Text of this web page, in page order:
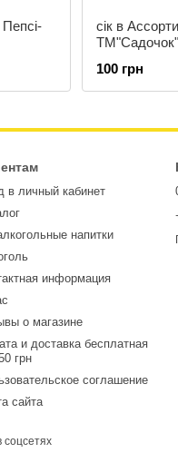
сік в
100 грн
в личный кабинет
напитки
информация
о магазине
и доставка бесплатная
грн
соглашение
сайта
соцсетях